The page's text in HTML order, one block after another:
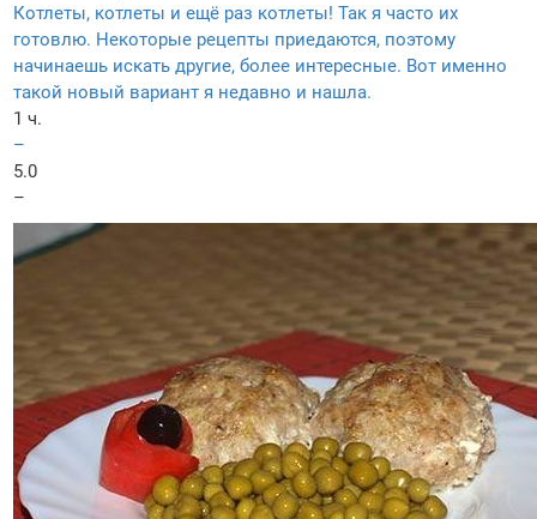
Котлеты, котлеты и ещё раз котлеты! Так я часто их
готовлю. Некоторые рецепты приедаются, поэтому
начинаешь искать другие, более интересные. Вот именно
такой новый вариант я недавно и нашла.
1 ч.
–
5.0
–